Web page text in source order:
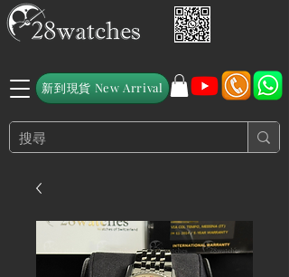
新到現貨 New Arrival